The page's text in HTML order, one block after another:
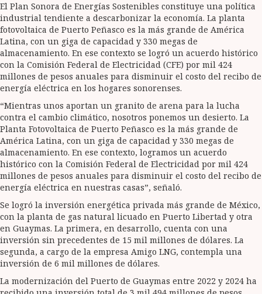
El Plan Sonora de Energías Sostenibles constituye una política
industrial tendiente a descarbonizar la economía. La planta
fotovoltaica de Puerto Peñasco es la más grande de América
Latina, con un giga de capacidad y 330 megas de
almacenamiento. En ese contexto se logró un acuerdo histórico
con la Comisión Federal de Electricidad (CFE) por mil 424
millones de pesos anuales para disminuir el costo del recibo de
energía eléctrica en los hogares sonorenses.
“Mientras unos aportan un granito de arena para la lucha
contra el cambio climático, nosotros ponemos un desierto. La
Planta Fotovoltaica de Puerto Peñasco es la más grande de
América Latina, con un giga de capacidad y 330 megas de
almacenamiento. En ese contexto, logramos un acuerdo
histórico con la Comisión Federal de Electricidad por mil 424
millones de pesos anuales para disminuir el costo del recibo de
energía eléctrica en nuestras casas”, señaló.
Se logró la inversión energética privada más grande de México,
con la planta de gas natural licuado en Puerto Libertad y otra
en Guaymas. La primera, en desarrollo, cuenta con una
inversión sin precedentes de 15 mil millones de dólares. La
segunda, a cargo de la empresa Amigo LNG, contempla una
inversión de 6 mil millones de dólares.
La modernización del Puerto de Guaymas entre 2022 y 2024 ha